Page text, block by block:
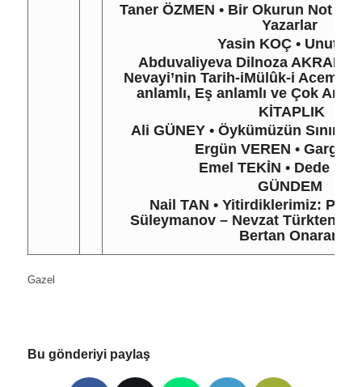
Taner ÖZMEN •Bir Okurun Not
Yazarlar
Yasin KOÇ• Unutma
Abduvaliyeva Dilnoza
Nevayi’nin Tarih-iMülûk-i Acem
anlamlı, Eş anlamlı ve Çok
KİTAPLIK
Ali GÜNEY •Öykümüzün Sınır
Ergün VEREN •
Emel TEKİN • Dede
GÜNDEM
Nail TAN • Yitirdiklerimiz: Prof.
Süleymanov – Nevzat Türkten –
Bertan Onaran
Gazel
Bu gönderiyi paylaş